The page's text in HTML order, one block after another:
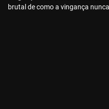
brutal de como a vingança